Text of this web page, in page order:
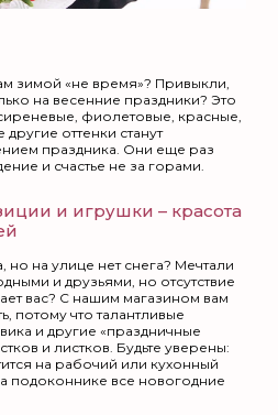
зимой «не время»? Привыкли,
на весенние праздники? Это
фиолетовые, красные,
оттенки станут
праздника. Они еще раз
и счастье не за горами.
и игрушки – красота
но на улице нет снега? Мечтали
и друзьями, но отсутствие
вас? С нашим магазином вам
потому что талантливые
и другие «праздничные
и листков. Будьте уверены:
на рабочий или кухонный
подоконнике все новогодние